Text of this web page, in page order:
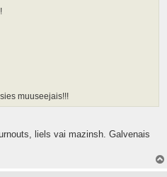
muuseejais!!!
liels vai mazinsh. Galvenais